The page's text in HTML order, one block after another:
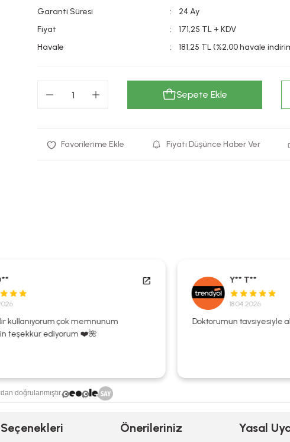
Garanti Süresi
24 Ay
Fiyat
171,25 TL + KDV
Havale
181,25 TL (%2,00 havale
Sepete Ekle
Fiyatı Düşünce Haber Ver
çok memnunum
ediyorum ❤️🌺
Y** T**
18.04.2026
Doktorumun tavsiyesiyle
doğrulanmıştır.
Önerileriniz Yasal